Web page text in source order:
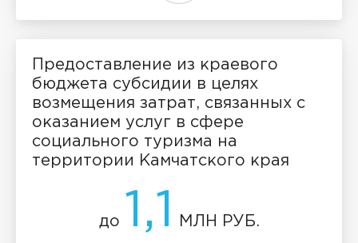
Предоставление из краевого
бюджета субсидии в целях
возмещения затрат, связанных с
оказанием услуг в сфере
социального туризма на
территории Камчатского края
до 1,1 МЛН РУБ.